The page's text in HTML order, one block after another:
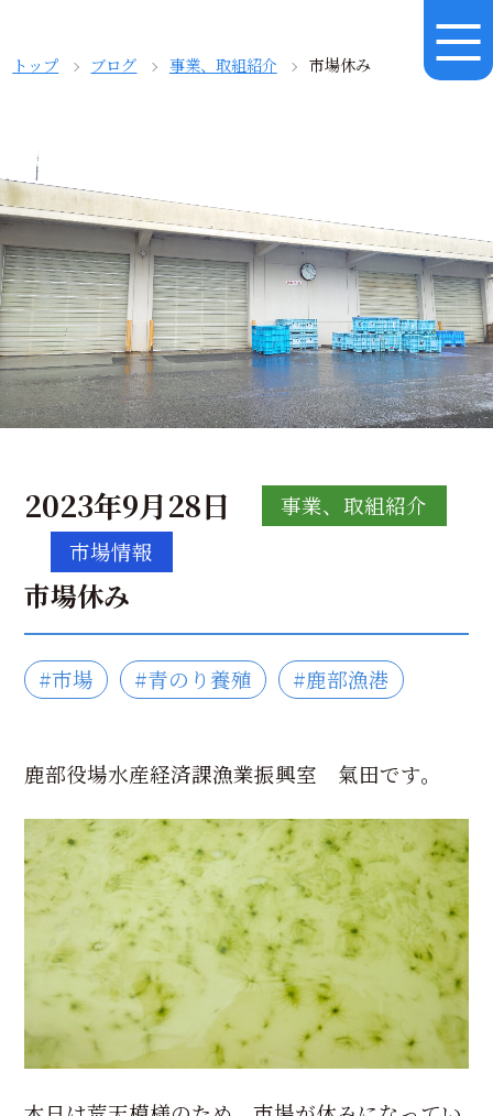
トップ ブログ 事業、取組紹介 市場休み
2023年9月28日
事業、取組紹介
市場情報
市場休み
#市場 #青のり養殖 #鹿部漁港
鹿部役場水産経済課漁業振興室 氣田です。